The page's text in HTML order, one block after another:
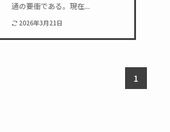
通の要衝である。現在...
2026年3月21日
1